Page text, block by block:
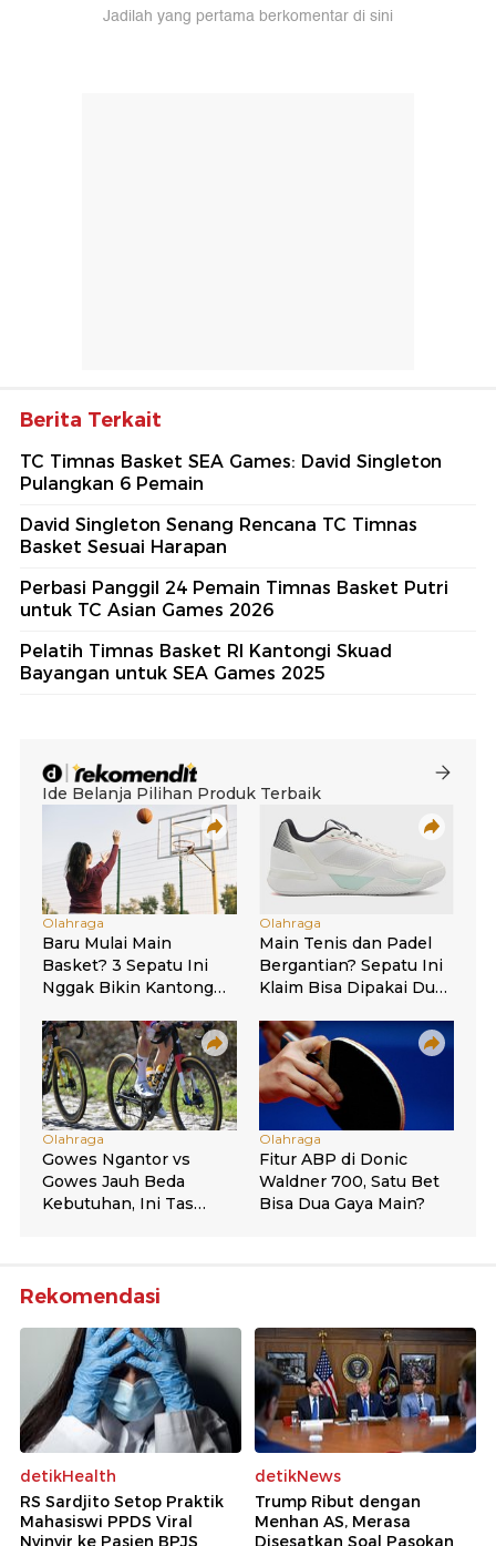
Jadilah yang pertama berkomentar di sini
Berita Terkait
TC Timnas Basket SEA Games: David Singleton
Pulangkan 6 Pemain
David Singleton Senang Rencana TC Timnas
Basket Sesuai Harapan
Perbasi Panggil 24 Pemain Timnas Basket Putri
untuk TC Asian Games 2026
Pelatih Timnas Basket RI Kantongi Skuad
Bayangan untuk SEA Games 2025
Rekomendasi
detikHealth
RS Sardjito Setop Praktik
Mahasiswi PPDS Viral
Nyinyir ke Pasien BPJS
detikNews
Trump Ribut dengan
Menhan AS, Merasa
Disesatkan Soal Pasokan